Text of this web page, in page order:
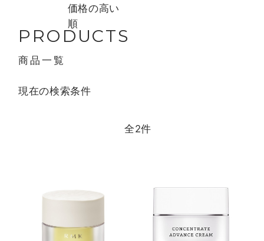
価格の高い
順
PRODUCTS
商品一覧
現在の検索条件
全2件